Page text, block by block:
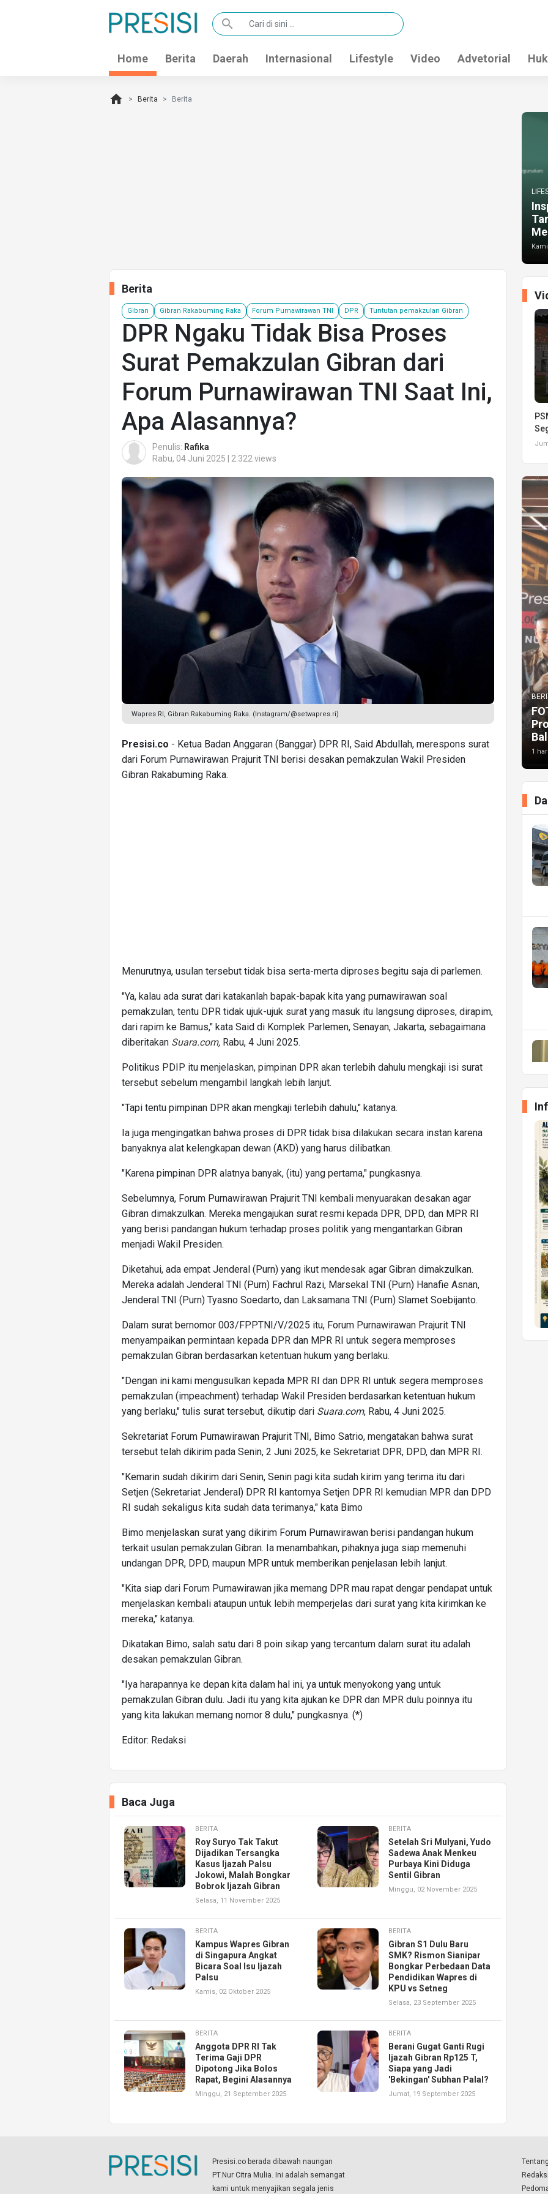
search
Home Berita Daerah Internasional Lifestyle Video Advetorial
home Berita Berita
Berita
Gibran Gibran Rakabuming Raka Forum Purnawirawan TNI DPR Tuntutan pemakzulan Gibran
DPR Ngaku Tidak Bisa Proses
Surat Pemakzulan Gibran dari
Forum Purnawirawan TNI Saat Ini,
Apa Alasannya?
Penulis: Rafika
Rabu, 04 Juni 2025 | 2.322 views
Wapres RI, Gibran Rakabuming Raka. (Instagram/@setwapres.ri)
Presisi.co - Ketua Badan Anggaran (Banggar) DPR RI, Said Abdullah, merespons surat
dari Forum Purnawirawan Prajurit TNI berisi desakan pemakzulan Wakil Presiden
Gibran Rakabuming Raka.
Menurutnya, usulan tersebut tidak bisa serta-merta diproses begitu saja di parlemen.
"Ya, kalau ada surat dari katakanlah bapak-bapak kita yang purnawirawan soal
pemakzulan, tentu DPR tidak ujuk-ujuk surat yang masuk itu langsung diproses, dirapim,
dari rapim ke Bamus," kata Said di Komplek Parlemen, Senayan, Jakarta, sebagaimana
diberitakan Suara.com, Rabu, 4 Juni 2025.
Politikus PDIP itu menjelaskan, pimpinan DPR akan terlebih dahulu mengkaji isi surat
tersebut sebelum mengambil langkah lebih lanjut.
"Tapi tentu pimpinan DPR akan mengkaji terlebih dahulu," katanya.
Ia juga mengingatkan bahwa proses di DPR tidak bisa dilakukan secara instan karena
banyaknya alat kelengkapan dewan (AKD) yang harus dilibatkan.
"Karena pimpinan DPR alatnya banyak, (itu) yang pertama," pungkasnya.
Sebelumnya, Forum Purnawirawan Prajurit TNI kembali menyuarakan desakan agar
Gibran dimakzulkan. Mereka mengajukan surat resmi kepada DPR, DPD, dan MPR RI
yang berisi pandangan hukum terhadap proses politik yang mengantarkan Gibran
menjadi Wakil Presiden.
Diketahui, ada empat Jenderal (Purn) yang ikut mendesak agar Gibran dimakzulkan.
Mereka adalah Jenderal TNI (Purn) Fachrul Razi, Marsekal TNI (Purn) Hanafie Asnan,
Jenderal TNI (Purn) Tyasno Soedarto, dan Laksamana TNI (Purn) Slamet Soebijanto.
Dalam surat bernomor 003/FPPTNI/V/2025 itu, Forum Purnawirawan Prajurit TNI
menyampaikan permintaan kepada DPR dan MPR RI untuk segera memproses
pemakzulan Gibran berdasarkan ketentuan hukum yang berlaku.
"Dengan ini kami mengusulkan kepada MPR RI dan DPR RI untuk segera memproses
pemakzulan (impeachment) terhadap Wakil Presiden berdasarkan ketentuan hukum
yang berlaku," tulis surat tersebut, dikutip dari Suara.com, Rabu, 4 Juni 2025.
Sekretariat Forum Purnawirawan Prajurit TNI, Bimo Satrio, mengatakan bahwa surat
tersebut telah dikirim pada Senin, 2 Juni 2025, ke Sekretariat DPR, DPD, dan MPR RI.
"Kemarin sudah dikirim dari Senin, Senin pagi kita sudah kirim yang terima itu dari
Setjen (Sekretariat Jenderal) DPR RI kantornya Setjen DPR RI kemudian MPR dan DPD
RI sudah sekaligus kita sudah data terimanya," kata Bimo
Bimo menjelaskan surat yang dikirim Forum Purnawirawan berisi pandangan hukum
terkait usulan pemakzulan Gibran. Ia menambahkan, pihaknya juga siap memenuhi
undangan DPR, DPD, maupun MPR untuk memberikan penjelasan lebih lanjut.
"Kita siap dari Forum Purnawirawan jika memang DPR mau rapat dengar pendapat untuk
menjelaskan kembali ataupun untuk lebih memperjelas dari surat yang kita kirimkan ke
mereka," katanya.
Dikatakan Bimo, salah satu dari 8 poin sikap yang tercantum dalam surat itu adalah
desakan pemakzulan Gibran.
"Iya harapannya ke depan kita dalam hal ini, ya untuk menyokong yang untuk
pemakzulan Gibran dulu. Jadi itu yang kita ajukan ke DPR dan MPR dulu poinnya itu
yang kita lakukan memang nomor 8 dulu," pungkasnya. (*)
Editor: Redaksi
Baca Juga
BERITA
Roy Suryo Tak Takut
Dijadikan Tersangka
Kasus Ijazah Palsu
Jokowi, Malah Bongkar
Bobrok Ijazah Gibran
Selasa, 11 November 2025
BERITA
Setelah Sri Mulyani, Yudo
Sadewa Anak Menkeu
Purbaya Kini Diduga
Sentil Gibran
Minggu, 02 November 2025
BERITA
Kampus Wapres Gibran
di Singapura Angkat
Bicara Soal Isu Ijazah
Palsu
Kamis, 02 Oktober 2025
BERITA
Gibran S1 Dulu Baru
SMK? Rismon Sianipar
Bongkar Perbedaan Data
Pendidikan Wapres di
KPU vs Setneg
Selasa, 23 September 2025
BERITA
Anggota DPR RI Tak
Terima Gaji DPR
Dipotong Jika Bolos
Rapat, Begini Alasannya
Minggu, 21 September 2025
BERITA
Berani Gugat Ganti Rugi
Ijazah Gibran Rp125 T,
Siapa yang Jadi
'Bekingan' Subhan Palal?
Jumat, 19 September 2025
1
Presisi.co berada dibawah naungan
PT.Nur Citra Mulia. Ini adalah semangat
kami untuk menyajikan segala jenis
Redaksi